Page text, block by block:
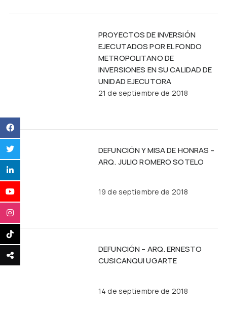
PROYECTOS DE INVERSIÓN
EJECUTADOS POR EL FONDO
METROPOLITANO DE
INVERSIONES EN SU CALIDAD DE
UNIDAD EJECUTORA
21 de septiembre de 2018
DEFUNCIÓN Y MISA DE HONRAS –
ARQ. JULIO ROMERO SOTELO
19 de septiembre de 2018
DEFUNCIÓN – ARQ. ERNESTO
CUSICANQUI UGARTE
14 de septiembre de 2018